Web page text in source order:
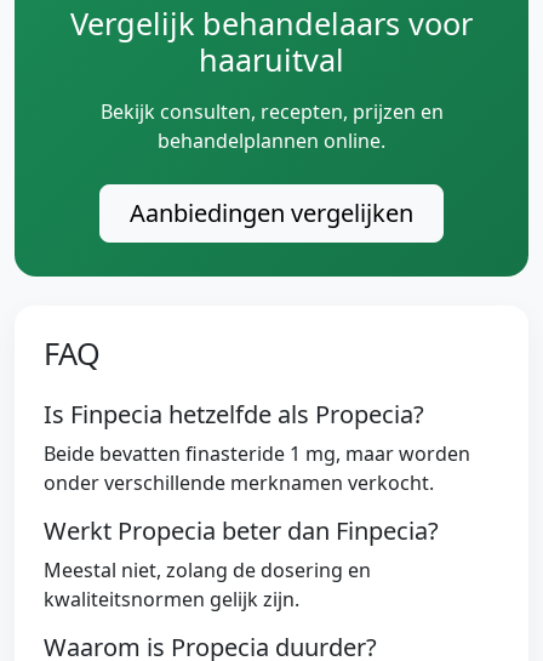
Vergelijk behandelaars voor
haaruitval
Bekijk consulten, recepten, prijzen en
behandelplannen online.
Aanbiedingen vergelijken
FAQ
Is Finpecia hetzelfde als Propecia?
Beide bevatten finasteride 1 mg, maar worden
onder verschillende merknamen verkocht.
Werkt Propecia beter dan Finpecia?
Meestal niet, zolang de dosering en
kwaliteitsnormen gelijk zijn.
Waarom is Propecia duurder?